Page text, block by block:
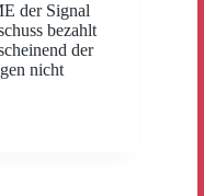
der Signal
bezahlt
der
nicht